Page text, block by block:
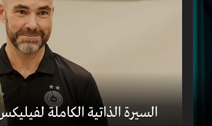
السيرة الذاتية الكاملة